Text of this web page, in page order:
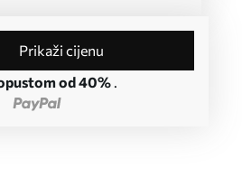
Prikaži cijenu
od 40%.